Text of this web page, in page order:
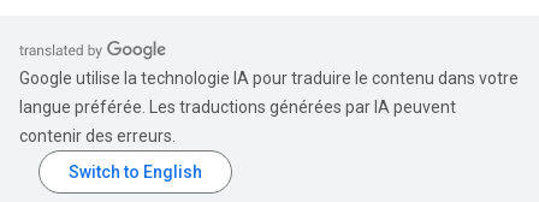
Google utilise la technologie IA pour traduire le contenu dans votre
langue préférée. Les traductions générées par IA peuvent
contenir des erreurs.